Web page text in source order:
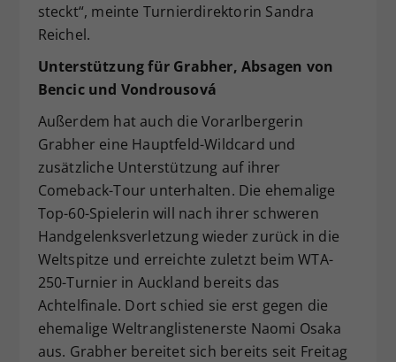
steckt“, meinte Turnierdirektorin Sandra
Reichel.
Unterstützung für Grabher, Absagen von
Bencic und Vondrousová
Außerdem hat auch die Vorarlbergerin
Grabher eine Hauptfeld-Wildcard und
zusätzliche Unterstützung auf ihrer
Comeback-Tour unterhalten. Die ehemalige
Top-60-Spielerin will nach ihrer schweren
Handgelenksverletzung wieder zurück in die
Weltspitze und erreichte zuletzt beim WTA-
250-Turnier in Auckland bereits das
Achtelfinale. Dort schied sie erst gegen die
ehemalige Weltranglistenerste Naomi Osaka
aus. Grabher bereitet sich bereits seit Freitag